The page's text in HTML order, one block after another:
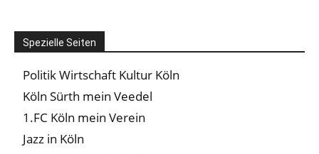
Spezielle Seiten
Politik Wirtschaft Kultur Köln
Köln Sürth mein Veedel
1.FC Köln mein Verein
Jazz in Köln